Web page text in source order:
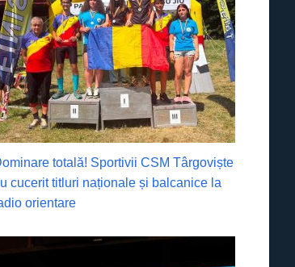
totală! Sportivii CSM Târgoviște
cucerit titluri naționale și balcanice la
orientare